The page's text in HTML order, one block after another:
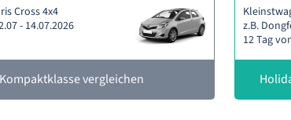
Cross 4x4
- 14.07.2026
Kompaktklasse vergleichen
z.B.
12 Tag